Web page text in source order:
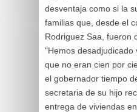
desventaja como si la
familias que, desde el
Rodriguez Saa, fueron
"Hemos desadjudicado
que no eran cien por
el gobernador tiempo
secretaria de su hijo
entrega de viviendas